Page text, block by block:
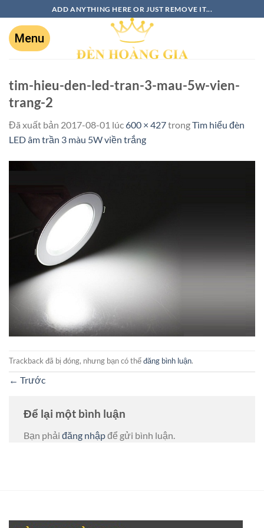
ADD ANYTHING HERE OR JUST REMOVE IT...
tim-hieu-den-led-tran-3-mau-5w-vien-
trang-2
Đã xuất bản 2017-08-01 lúc600 × 427trongTìm hiểu đèn
LED âm trần 3 màu 5W viền trắng
Trackback đã bị đóng, nhưng bạn có thểđăng bình luận.
← Trước
Để lại một bình luận
Bạn phải đăng nhậpđể gửi bình luận.